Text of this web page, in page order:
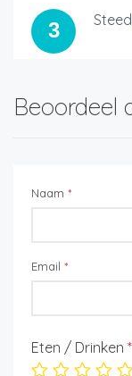
3
Beoordeel
Naam *
Email *
Eten / Drinken *